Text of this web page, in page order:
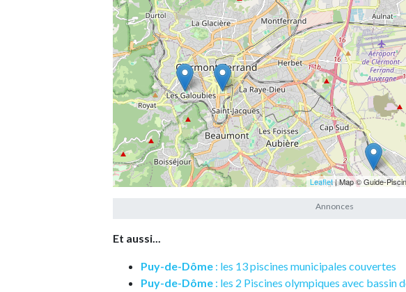
Leaflet| Map © Guide-
Et aussi...
Puy-de-Dôme : les 13 piscines municipales couvertes
Puy-de-Dôme : les 2 Piscines olympiques avec bassin